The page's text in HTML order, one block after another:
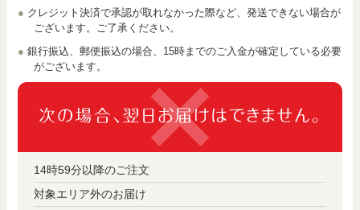
クレジット決済で承認が取れなかった際など、発送できない場合が
ございます。ご了承ください。
銀行振込、郵便振込の場合、15時までのご入金が確定している必要
がございます。
14時59分以降のご注文
対象エリア外のお届け